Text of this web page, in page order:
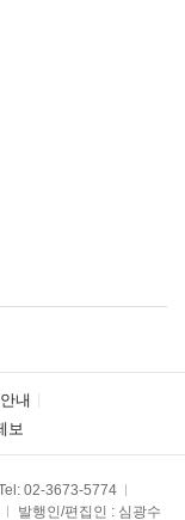
내
보
02-3673-5774
발행인/편집인 : 심광수